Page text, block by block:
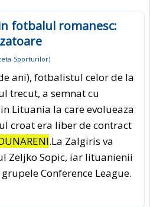
fotbalul romanesc:
Sporturilor)
ani), fotbalistul celor de la
trecut, a semnat cu
Lituania la care evolueaza
croat era liber de contract
.La Zalgiris va
Zeljko Sopic, iar lituanienii
Conference League.